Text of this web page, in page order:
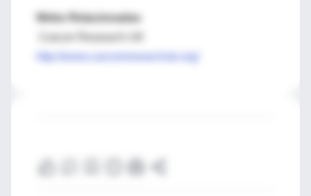
Webs Relacionadas